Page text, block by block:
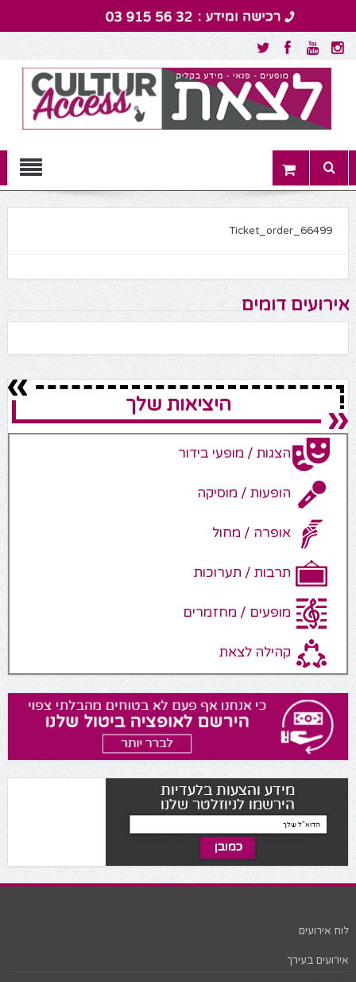
Menu
Ticket_order_66499
אירועים דומים
היציאות שלך
הצגות / מופעי בידור
הופעות / מוסיקה
אופרה / מחול
תרבות / תערוכות
מופעים / מחזמרים
קהילה לצאת
לוח אירועים
אירועים בעירך